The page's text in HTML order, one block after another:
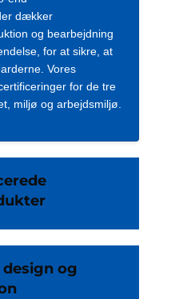
dækker
og bearbejdning
for at sikre, at
Vores
for de tre
miljø og arbejdsmiljø.
og